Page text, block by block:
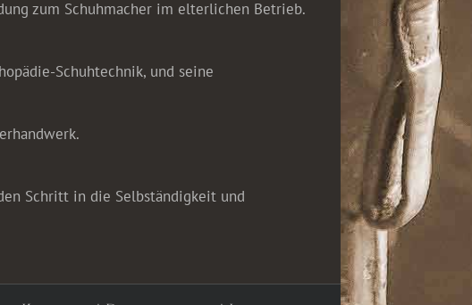
zum Schuhmacher im elterlichen Betrieb.
Schuhtechnik, und seine
Schritt in die Selbständigkeit und